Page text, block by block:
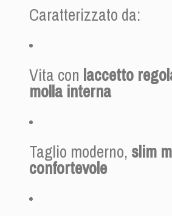
Caratterizzato da:
Vita con laccetto
molla interna
Taglio moderno, slim
confortevole
In magazzino 2 Articoli
Genere Uomo
Chiusura